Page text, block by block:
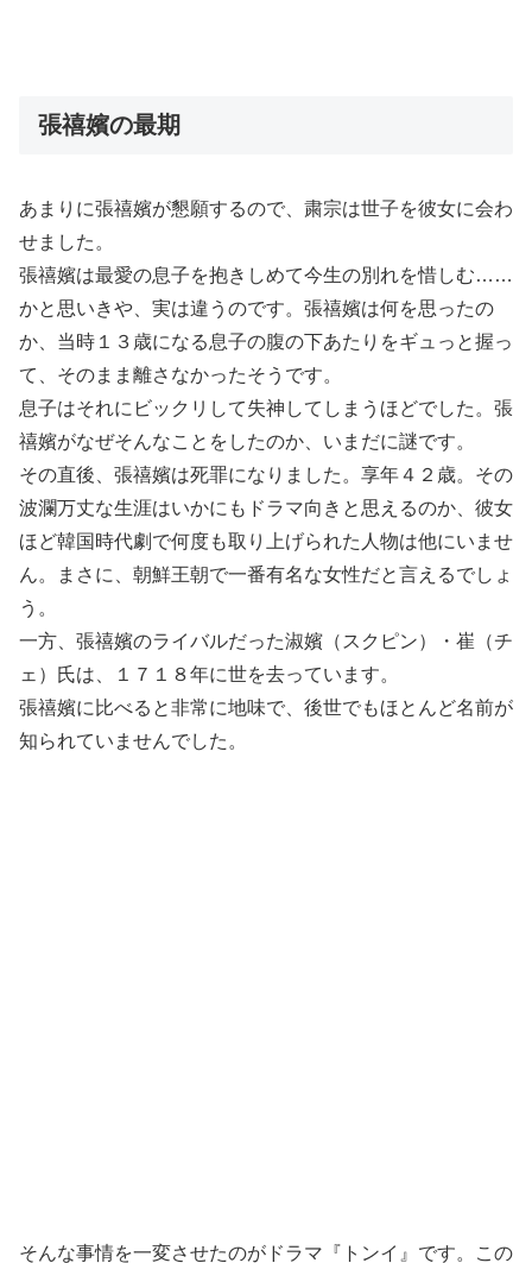
張禧嬪の最期
あまりに張禧嬪が懇願するので、粛宗は世子を彼女に会わ
せました。
張禧嬪は最愛の息子を抱きしめて今生の別れを惜しむ……
かと思いきや、実は違うのです。張禧嬪は何を思ったの
か、当時１３歳になる息子の腹の下あたりをギュっと握っ
て、そのまま離さなかったそうです。
息子はそれにビックリして失神してしまうほどでした。張
禧嬪がなぜそんなことをしたのか、いまだに謎です。
その直後、張禧嬪は死罪になりました。享年４２歳。その
波瀾万丈な生涯はいかにもドラマ向きと思えるのか、彼女
ほど韓国時代劇で何度も取り上げられた人物は他にいませ
ん。まさに、朝鮮王朝で一番有名な女性だと言えるでしょ
う。
一方、張禧嬪のライバルだった淑嬪（スクピン）・崔（チ
ェ）氏は、１７１８年に世を去っています。
張禧嬪に比べると非常に地味で、後世でもほとんど名前が
知られていませんでした。
そんな事情を一変させたのがドラマ『トンイ』です。この